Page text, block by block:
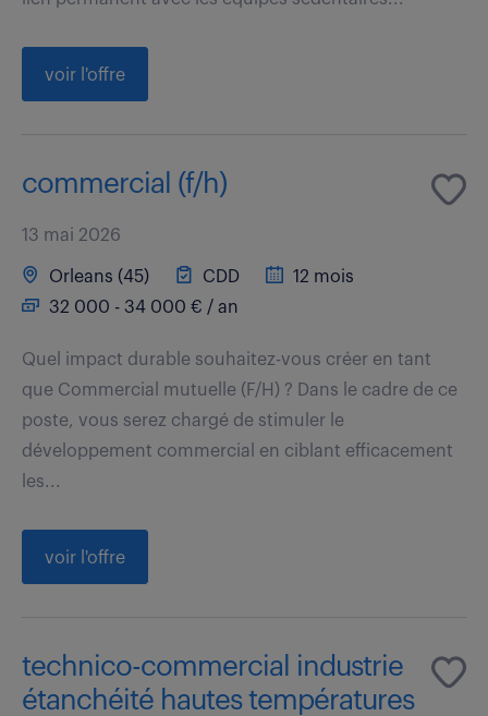
voir l'offre
commercial (f/h)
13 mai 2026
Orleans (45) CDD
12 mois
32 000 - 34 000 € / an
Quel impact durable souhaitez-vous créer en tant
que Commercial mutuelle (F/H) ? Dans le cadre de ce
poste, vous serez chargé de stimuler le
développement commercial en ciblant efficacement
les...
voir l'offre
technico-commercial industrie
étanchéité hautes températures